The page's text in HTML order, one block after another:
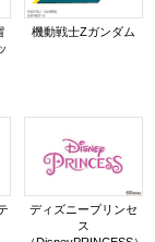
機動戦士Zガンダム
ディズニープリンセ
ス